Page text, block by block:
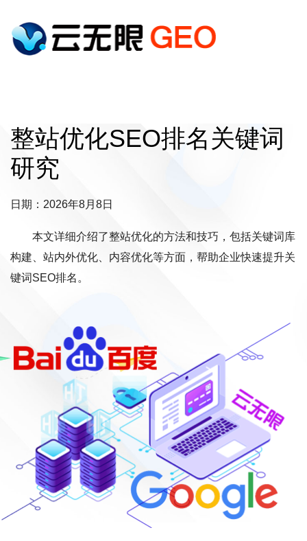
整站优化SEO排名关键词
研究
日期：2026年8月8日
本文详细介绍了整站优化的方法和技巧，包括关键词库
构建、站内外优化、内容优化等方面，帮助企业快速提升关
键词SEO排名。